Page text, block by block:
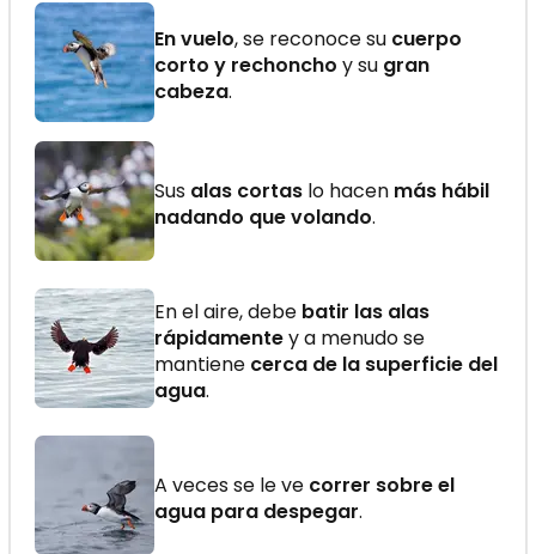
En vuelo, se reconoce su cuerpo
corto y rechoncho y su gran
cabeza.
Sus alas cortas lo hacen más hábil
nadando que volando.
En el aire, debe batir las alas
rápidamentey a menudo se
mantiene cerca de la superficie del
agua.
A veces se le ve correr sobre el
agua para despegar.